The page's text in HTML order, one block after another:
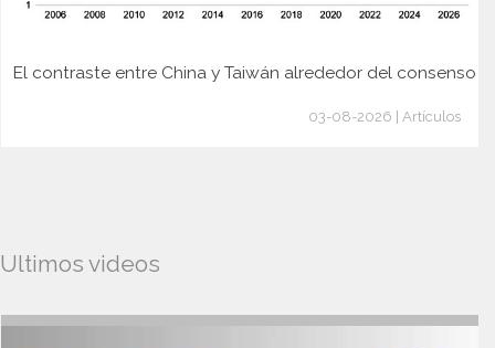
El contraste entre China y Taiwán alrededor del consenso
03-08-2026 | Artículos
Ultimos videos